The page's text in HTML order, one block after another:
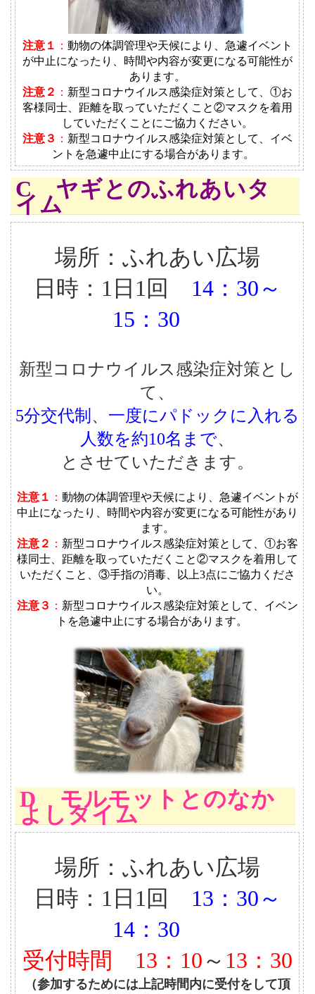
注意１ ： 動物の体調管理や天候により、急遽イベント
が中止になったり、時間や内容が変更になる可能性が
あります。
注意２ ： 新型コロナウイルス感染症対策として、①お
客様同士、距離を取っていただくこと②マスクを着用
していただくことにご協力ください。
注意３ ： 新型コロナウイルス感染症対策として、イベ
ントを急遽中止にする場合があります。
C ヤギとのふれあいタ
イム
場所：ふれあい広場
日時：1日1回
14：30～
15：30
新型コロナウイルス感染症対策とし
て、
5分交代制 、 一度にパドックに入れる
人数を約10名まで、
とさせていただきます。
注意１ ： 動物の体調管理や天候により、急遽イベントが
中止になったり、時間や内容が変更になる可能性があり
ます。
注意２ ： 新型コロナウイルス感染症対策として、①お客
様同士、距離を取っていただくこと②マスクを着用して
いただくこと、③手指の消毒、以上3点にご協力くださ
い。
注意３ ： 新型コロナウイルス感染症対策として、イベン
トを急遽中止にする場合があります。
D モルモットとのなか
よしタイム
場所：ふれあい広場
日時：1日1回
13：30～
14：30
受付時間
13：10～ 13：30
（参加するためには上記時間内に受付をして頂